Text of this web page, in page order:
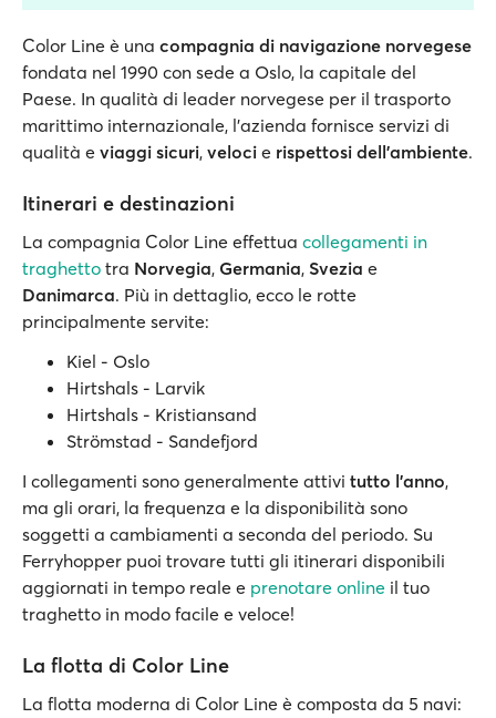
Color Line è una compagnia di navigazione norvegese
fondata nel 1990 con sede a Oslo, la capitale del
Paese. In qualità di leader norvegese per il trasporto
marittimo internazionale, l’azienda fornisce servizi di
qualità e viaggi sicuri, veloci e rispettosi dell’ambiente.
Itinerari e destinazioni
La compagnia Color Line effettua collegamenti in
traghetto tra Norvegia, Germania, Svezia e
Danimarca. Più in dettaglio, ecco le rotte
principalmente servite:
Kiel - Oslo
Hirtshals - Larvik
Hirtshals - Kristiansand
Strömstad - Sandefjord
I collegamenti sono generalmente attivi tutto l’anno,
ma gli orari, la frequenza e la disponibilità sono
soggetti a cambiamenti a seconda del periodo. Su
Ferryhopper puoi trovare tutti gli itinerari disponibili
aggiornati in tempo reale e prenotare online il tuo
traghetto in modo facile e veloce!
La flotta di Color Line
La flotta moderna di Color Line è composta da 5 navi: